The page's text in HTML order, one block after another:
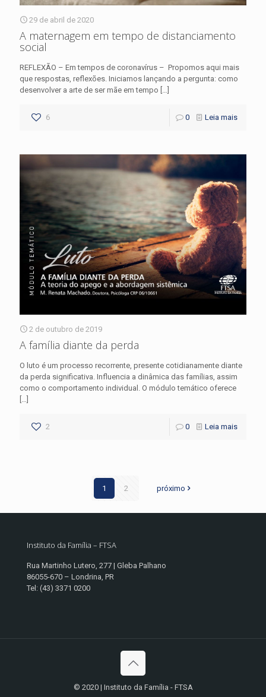
29 de abril de 2020
A maternagem em tempo de distanciamento
social
REFLEXÃO – Em tempos de coronavírus – Propomos aqui mais
que respostas, reflexões. Iniciamos lançando a pergunta: como
desenvolver a arte de ser mãe em tempo […]
6 0 Leia mais
2 de outubro de 2019
A família diante da perda
O luto é um processo recorrente, presente cotidianamente diante
da perda significativa. Influencia a dinâmica das famílias, assim
como o comportamento individual. O módulo temático oferece
2 0 Leia mais
1 2 próximo
Instituto da Família – FTSA
Rua Martinho Lutero, 277 | Gleba Palhano
86055-670 – Londrina, PR
Tel: (43) 3371 0200
© 2020 | Instituto da Família - FTSA